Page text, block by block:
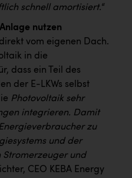
schnell amortisiert.“
nutzen
vom eigenen Dach.
in die
dass ein Teil des
der E-LKWs selbst
Photovoltaik sehr
integrieren. Damit
zu
und der
und
CEO KEBA Energy